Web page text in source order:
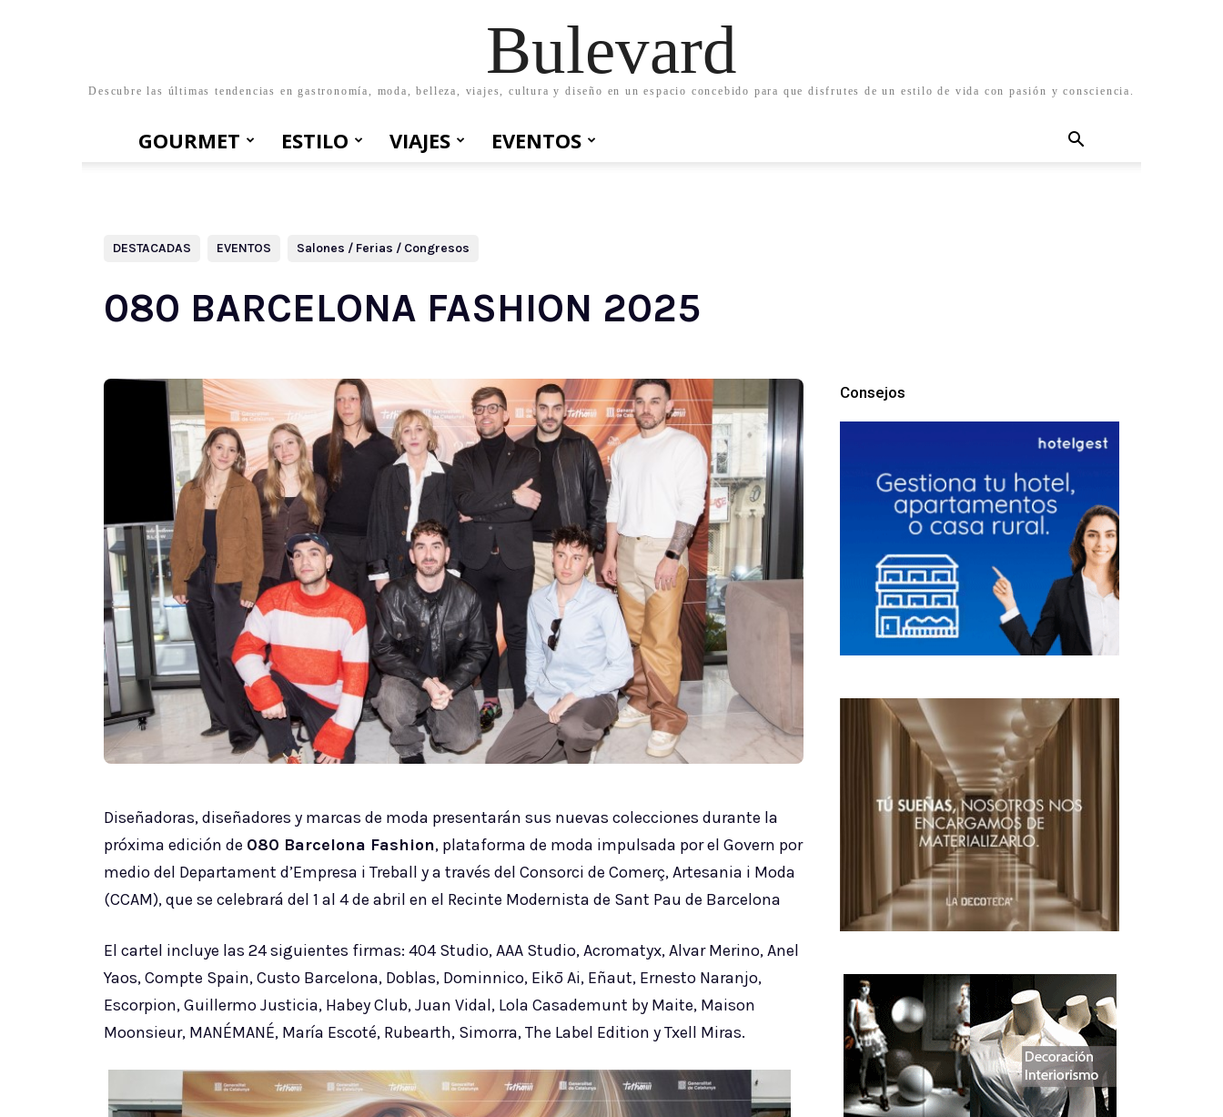
Bulevard
Descubre las últimas tendencias en gastronomía, moda, belleza, viajes, cultura y diseño en un espacio concebido para que disfrutes de un estilo de vida con pasión y consciencia.
GOURMET ESTILO VIAJES EVENTOS
DESTACADAS EVENTOS Salones / Ferias / Congresos
080 BARCELONA FASHION 2025
Diseñadoras, diseñadores y marcas de moda presentarán sus nuevas colecciones durante la
próxima edición de 080 Barcelona Fashion, plataforma de moda impulsada por el Govern por
medio del Departament d’Empresa i Treball y a través del Consorci de Comerç, Artesania i Moda
(CCAM), que se celebrará del 1 al 4 de abril en el Recinte Modernista de Sant Pau de Barcelona
El cartel incluye las 24 siguientes firmas: 404 Studio, AAA Studio, Acromatyx, Alvar Merino, Anel
Yaos, Compte Spain, Custo Barcelona, Doblas, Dominnico, Eikō Ai, Eñaut, Ernesto Naranjo,
Escorpion, Guillermo Justicia, Habey Club, Juan Vidal, Lola Casademunt by Maite, Maison
Moonsieur, MANÉMANÉ, María Escoté, Rubearth, Simorra, The Label Edition y Txell Miras.
Consejos